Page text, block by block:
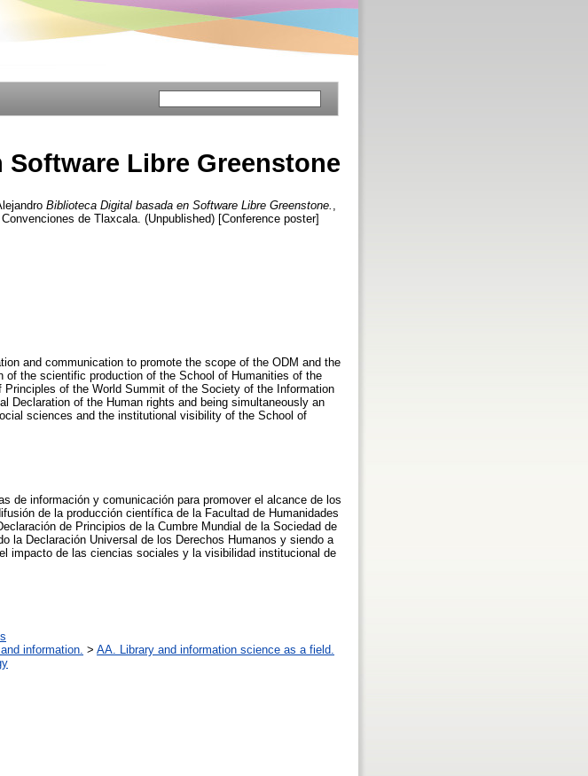
Libre Greenstone
Biblioteca Digital basada en Software Libre Greenstone.
de Tlaxcala. (Unpublished) [Conference poster]
and communication to promote the scope of the ODM and the
the scientific production of the School of Humanities of the
of the World Summit of the Society of the Information
Declaration of the Human rights and being simultaneously an
sciences and the institutional visibility of the School of
de información y comunicación para promover el alcance de los
de la producción científica de la Facultad de Humanidades
de Principios de la Cumbre Mundial de la Sociedad de
la Declaración Universal de los Derechos Humanos y siendo a
impacto de las ciencias sociales y la visibilidad institucional de
information. > AA. Library and information science as a field.